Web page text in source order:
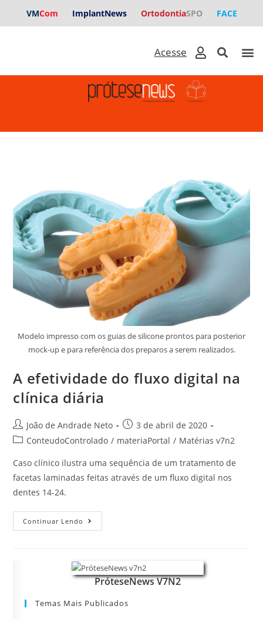
VMCom ImplantNews OrtodontiaSPO FACE
Modelo impresso com os guias de silicone prontos para posterior
mock-up e para referência dos preparos a serem realizados.
A efetividade do fluxo digital na
clínica diária
João de Andrade Neto
3 de abril de 2020
ConteudoControlado / materiaPortal / Matérias v7n2
Caso clínico ilustra uma sequência de um tratamento de
facetas laminadas feitas através de um fluxo digital nos
dentes 14-24.
Continuar Lendo
PróteseNews V7N2
Temas Mais Publicados